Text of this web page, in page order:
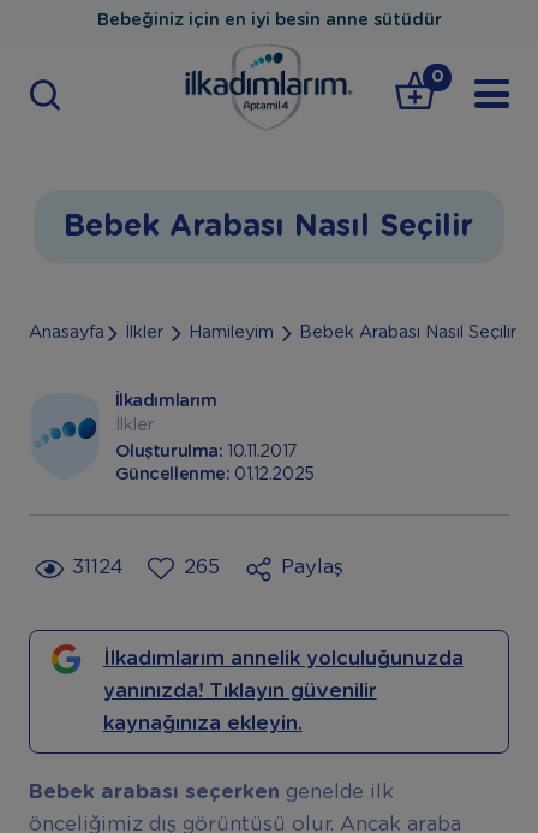
Bebeğiniz için en iyi besin anne sütüdür
0
Bebek Arabası Nasıl Seçilir
Anasayfa İlkler Hamileyim Bebek Arabası Nasıl Seçilir
İlkadımlarım
İlkler
Oluşturulma:
10.11.2017
Güncellenme: 01.12.2025
31124 265 Paylaş
İlkadımlarım annelik yolculuğunuzda
yanınızda! Tıklayın güvenilir
kaynağınıza ekleyin.
Bebek arabası seçerken genelde ilk
önceliğimiz dış görüntüsü olur. Ancak araba